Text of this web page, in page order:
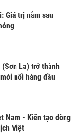
Giá trị nằm sau
(Sơn La) trở thành
nổi hàng đầu
Nam - Kiến tạo dòng
Việt